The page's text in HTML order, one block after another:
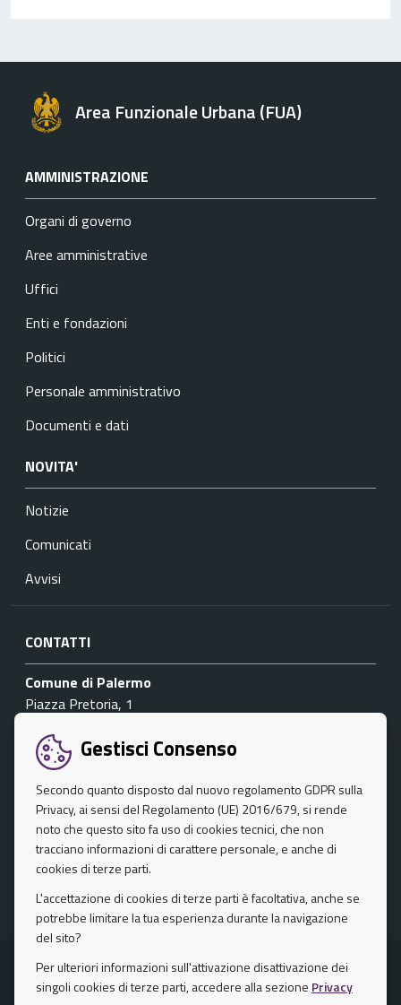
Area Funzionale Urbana (FUA)
AMMINISTRAZIONE
Organi di governo
Aree amministrative
Uffici
Enti e fondazioni
Politici
Personale amministrativo
Documenti e dati
NOVITA'
Notizie
Comunicati
Avvisi
CONTATTI
Comune di Palermo
Piazza Pretoria, 1
Mail :
Centralino unico:
SEGUICI SU
Privacy Policy
Gestisci Consenso
Secondo quanto disposto dal nuovo regolamento GDPR sulla
Privacy, ai sensi del Regolamento (UE) 2016/679, si rende
noto che questo sito fa uso di cookies tecnici, che non
tracciano informazioni di carattere personale, e anche di
cookies di terze parti.
L'accettazione di cookies di terze parti è facoltativa, anche se
potrebbe limitare la tua esperienza durante la navigazione
del sito?
Per ulteriori informazioni sull'attivazione disattivazione dei
singoli cookies di terze parti, accedere alla sezione Privacy